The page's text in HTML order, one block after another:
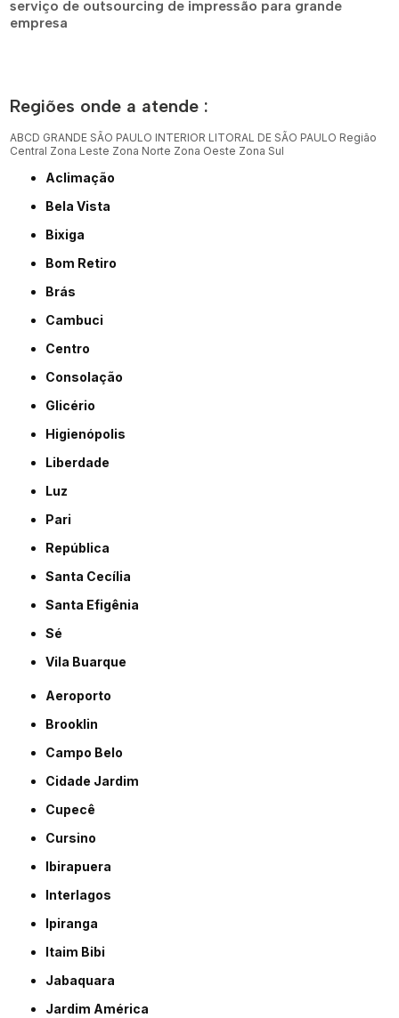
serviço de outsourcing de impressão para grande
empresa
Regiões onde a atende :
ABCD GRANDE SÃO PAULO INTERIOR LITORAL DE SÃO PAULO Região
Central Zona Leste Zona Norte Zona Oeste Zona Sul
Aclimação
Bela Vista
Bixiga
Bom Retiro
Brás
Cambuci
Centro
Consolação
Glicério
Higienópolis
Liberdade
Luz
Pari
República
Santa Cecília
Santa Efigênia
Sé
Vila Buarque
Aeroporto
Brooklin
Campo Belo
Cidade Jardim
Cupecê
Cursino
Ibirapuera
Interlagos
Ipiranga
Itaim Bibi
Jabaquara
Jardim América